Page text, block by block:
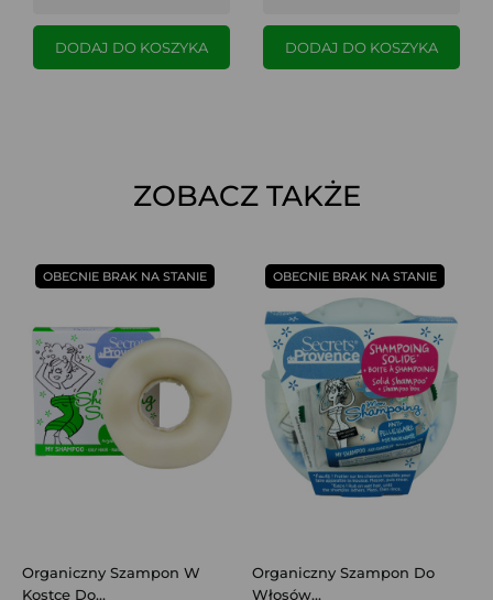
DODAJ DO KOSZYKA DODAJ DO KOSZYKA
ZOBACZ TAKŻE
Organiczny Szampon W
Kostce Do...
OBECNIE BRAK NA STANIE
Organiczny Szampon Do
Włosów...
OBECNIE BRAK NA STANIE